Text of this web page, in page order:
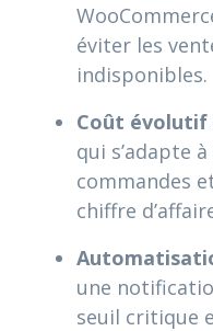
éviter les
indisponibles.
Coût évolutif
qui s’adapte
commandes
chiffre
une
seuil critique